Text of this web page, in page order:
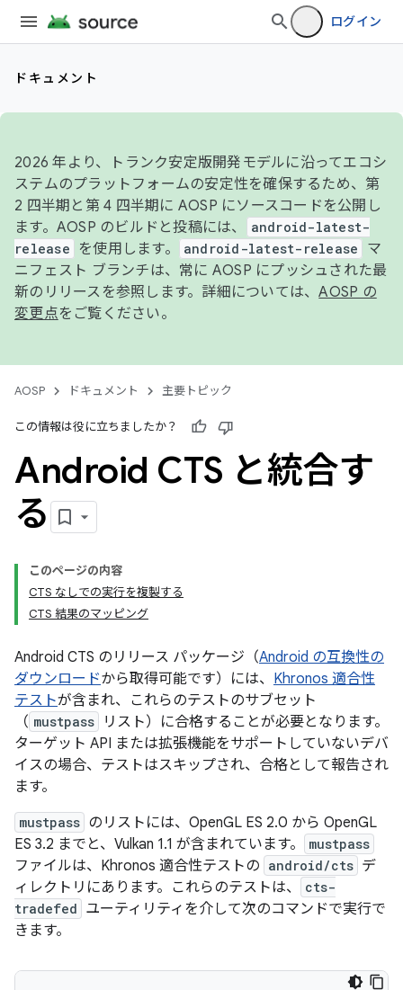
ログイン
ドキュメント
2026 年より、トランク安定版開発モデルに沿ってエコシ
ステムのプラットフォームの安定性を確保するため、第
2 四半期と第 4 四半期に AOSP にソースコードを公開し
ます。AOSP のビルドと投稿には、
android-latest-
release
を使用します。 android-latest-release
マ
ニフェスト ブランチは、常に AOSP にプッシュされた最
新のリリースを参照します。詳細については、AOSP の
変更点をご覧ください。
AOSP ドキュメント 主要トピック
この情報は役に立ちましたか？
Android CTS と統合す
る
このページの内容
CTS なしでの実行を複製する
CTS 結果のマッピング
Android CTS のリリース パッケージ（Android の互換性の
ダウンロードから取得可能です）には、 Khronos 適合性
テストが含まれ、これらのテストのサブセット
（ mustpass
リスト）に合格することが必要となります。
ターゲット API または拡張機能をサポートしていないデバ
イスの場合、テストはスキップされ、合格として報告され
ます。
mustpass のリストには、OpenGL ES 2.0 から OpenGL
ES 3.2 までと、Vulkan 1.1 が含まれています。
mustpass
ファイルは、Khronos 適合性テストの android/cts デ
ィレクトリにあります。これらのテストは、
cts-
tradefed ユーティリティを介して次のコマンドで実行で
きます。